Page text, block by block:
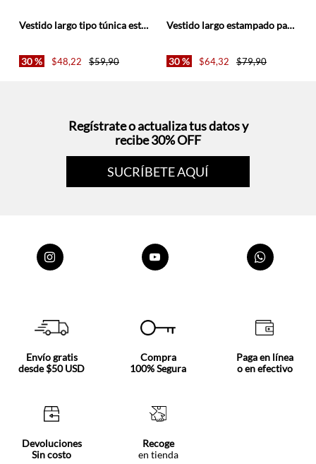
Vestido largo tipo túnica estampado para mujer
30 % $48,22 $59,90
Vestido largo estampado para mujer
30 % $64,32 $79,90
Regístrate o actualiza tus datos y
recibe 30% OFF
SUCRÍBETE AQUÍ
Envío gratis
desde $50 USD
Compra
100% Segura
Paga en línea
o en efectivo
Devoluciones
Sin costo
Recoge
en tienda